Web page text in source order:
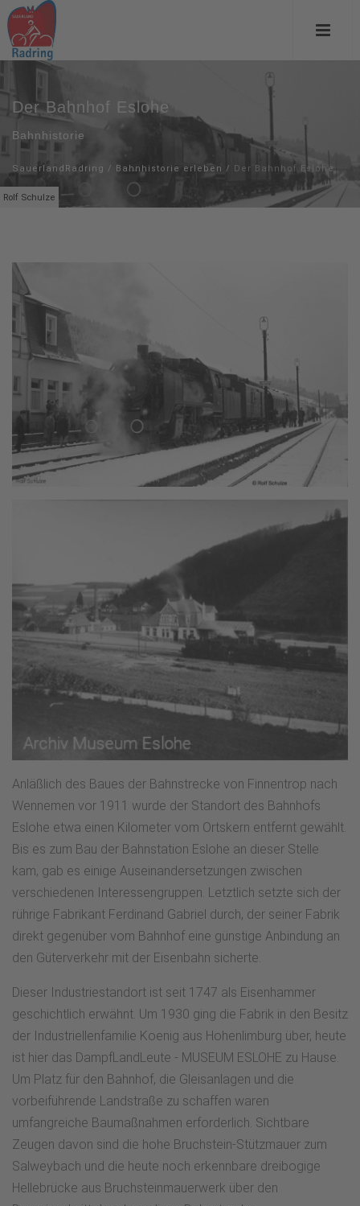
Rolf Schulze
Der Bahnhof Eslohe
Bahnhistorie
SauerlandRadring / Bahnhistorie erleben / Der Bahnhof Eslohe
Anläßlich des Baues der Bahnstrecke von Finnentrop nach
Wennemen vor 1911 wurde der Standort des Bahnhofs
Eslohe etwa einen Kilometer vom Ortskern entfernt gewählt.
Bis es zum Bau der Bahnstation Eslohe an dieser Stelle
kam, gab es einige Auseinandersetzungen zwischen
verschiedenen Interessengruppen. Letztlich setzte sich der
rührige Fabrikant Ferdinand Gabriel durch, der seiner Fabrik
direkt gegenüber vom Bahnhof eine günstige Anbindung an
den Güterverkehr mit der Eisenbahn sicherte.
Dieser Industriestandort ist seit 1747 als Eisenhammer
geschichtlich erwähnt. Um 1930 ging die Fabrik in den Besitz
der Industriellenfamilie Koenig aus Hohenlimburg über, heute
ist hier das DampfLandLeute - MUSEUM ESLOHE zu Hause.
Um Platz für den Bahnhof, die Gleisanlagen und die
vorbeiführende Landstraße zu schaffen waren
umfangreiche Baumaßnahmen erforderlich. Sichtbare
Zeugen davon sind die hohe Bruchstein-Stützmauer zum
Salweybach und die heute noch erkennbare dreibogige
Hellebrücke aus Bruchsteinmauerwerk über den